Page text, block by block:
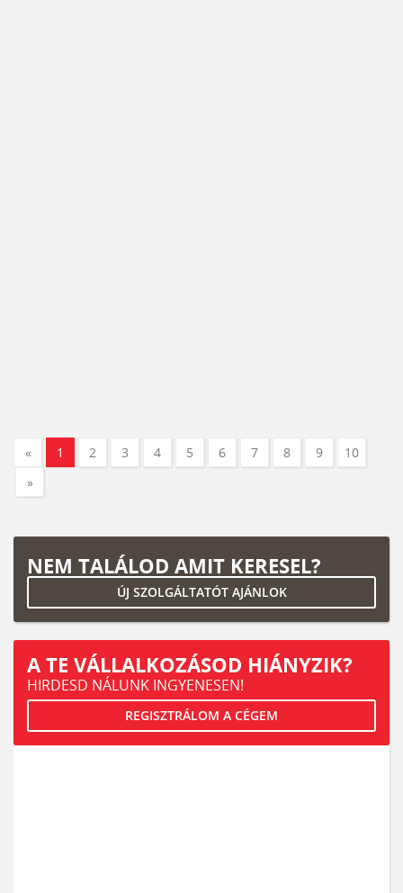
« 1 2 3 4 5 6 7 8 9
10
»
NEM TALÁLOD AMIT KERESEL?
ÚJ SZOLGÁLTATÓT AJÁNLOK
A TE VÁLLALKOZÁSOD HIÁNYZIK?
HIRDESD NÁLUNK INGYENESEN!
REGISZTRÁLOM A CÉGEM